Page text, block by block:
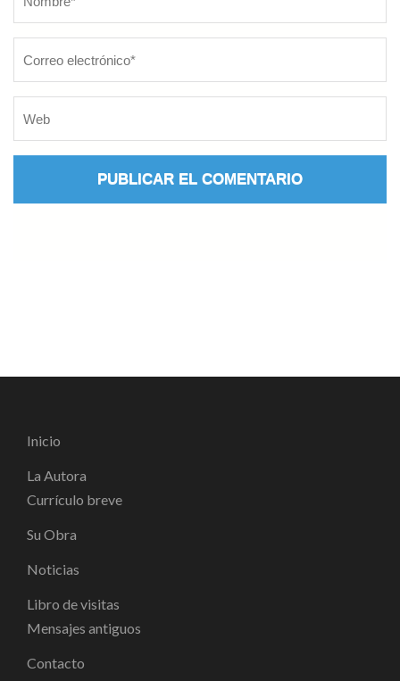
Inicio
La Autora
Currículo breve
Su Obra
Noticias
Libro de visitas
Mensajes antiguos
Contacto